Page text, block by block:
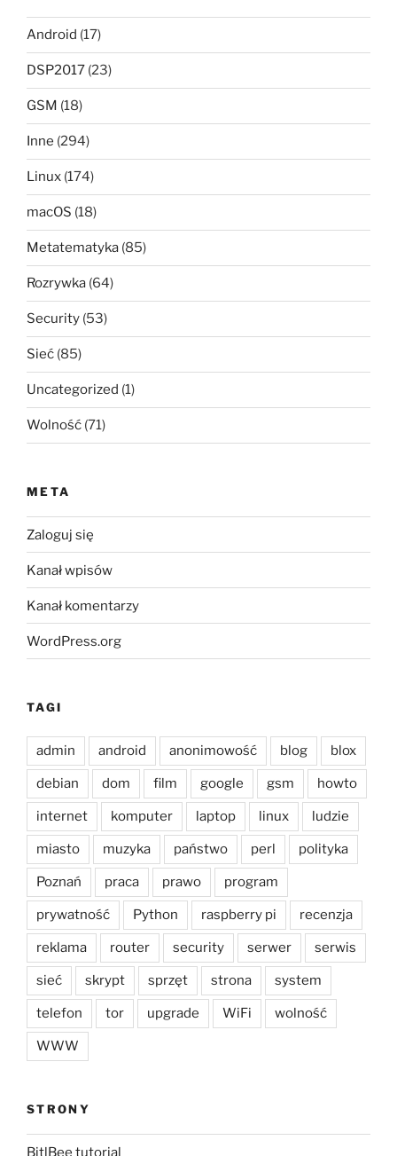
Android (17)
DSP2017 (23)
GSM (18)
Inne (294)
Linux (174)
macOS (18)
Metatematyka (85)
Rozrywka (64)
Security (53)
Sieć (85)
Uncategorized (1)
Wolność (71)
META
Zaloguj się
Kanał wpisów
Kanał komentarzy
WordPress.org
TAGI
admin android anonimowość blog blox
debian dom film google gsm howto
internet komputer laptop linux ludzie
miasto muzyka państwo perl polityka
Poznań praca prawo program
prywatność Python raspberry pi recenzja
reklama router security serwer serwis
sieć skrypt sprzęt strona system
telefon tor upgrade WiFi wolność
WWW
STRONY
BitlBee tutorial